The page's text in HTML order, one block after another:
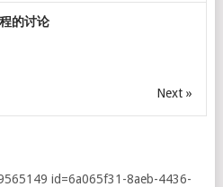
的讨论
Next »
id=6a065f31-8aeb-4436-